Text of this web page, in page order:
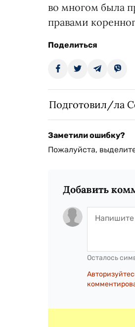
во многом была
правами
Поделиться
Подготовил/ла
Заметили ошибку?
Пожалуйста,
Добавить
Осталось